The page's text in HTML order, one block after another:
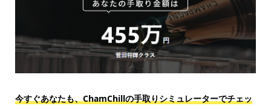
今すぐあなたも、ChamChillの手取りシミュレーターでチェッ